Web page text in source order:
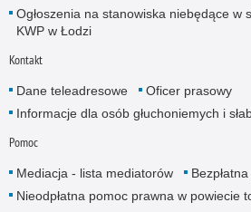
Ogłoszenia na stanowiska niebędące w
KWP w Łodzi
Kontakt
Dane teleadresowe
Oficer prasowy
Informacje dla osób głuchoniemych i
Pomoc
Mediacja - lista mediatorów
Nieodpłatna pomoc prawna w powiecie